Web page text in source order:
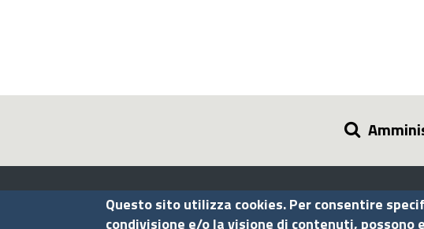
Assocamerestero
Questo sito utilizza cookies. Per consentire
condivisione e/o la visione di contenuti,